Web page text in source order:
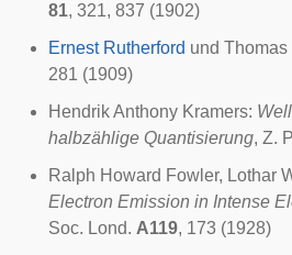
81, 321, 837 (1902)
Ernest Rutherford und Thomas
281 (1909)
Hendrik Anthony Kramers:
halbzählige Quantisierung, Z.
Ralph Howard Fowler, Lothar
Electron Emission in Intense
Soc. Lond. A119, 173 (1928)